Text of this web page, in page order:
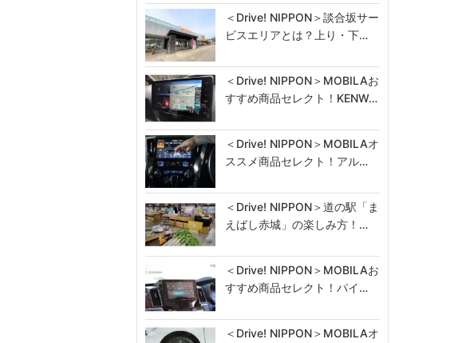
＜Drive! NIPPON＞談合坂サー
ビスエリアとは？上り・下…
＜Drive! NIPPON＞MOBILAお
すすめ商品セレクト！KENW…
＜Drive! NIPPON＞MOBILAオ
ススメ商品セレクト！アル…
＜Drive! NIPPON＞道の駅「ま
えばし赤城」の楽しみ方！…
＜Drive! NIPPON＞MOBILAお
すすめ商品セレクト！パイ…
＜Drive! NIPPON＞MOBILAオ